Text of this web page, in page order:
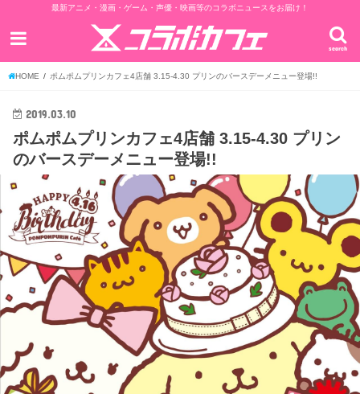
最新アニメ・漫画・ゲーム・声優・映画等のコラボニュースをお届け！
search
HOME ポムポムプリンカフェ4店舗 3.15-4.30 プリンのバースデーメニュー登場!!
2019.03.10
ポムポムプリンカフェ4店舗 3.15-4.30 プリン
のバースデーメニュー登場!!